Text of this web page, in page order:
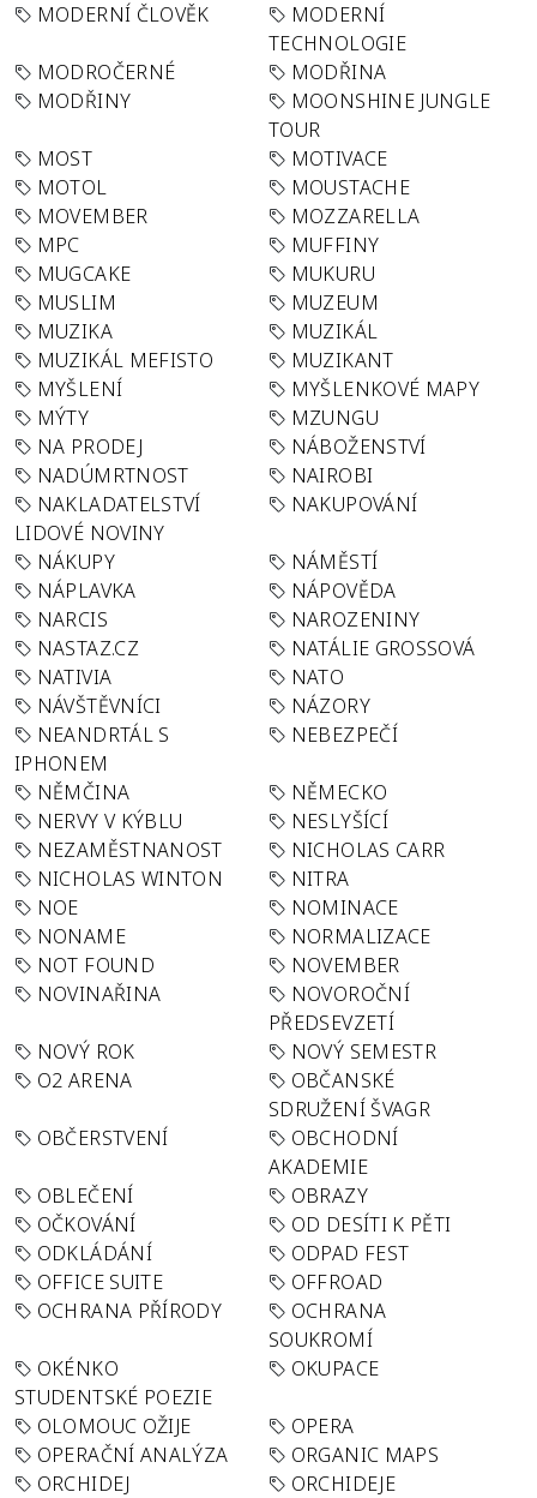
MODERNÍ ČLOVĚK
MODERNÍ
TECHNOLOGIE
MODROČERNÉ
MODŘINA
MODŘINY
MOONSHINE JUNGLE
TOUR
MOST
MOTIVACE
MOTOL
MOUSTACHE
MOVEMBER
MOZZARELLA
MPC
MUFFINY
MUGCAKE
MUKURU
MUSLIM
MUZEUM
MUZIKA
MUZIKÁL
MUZIKÁL MEFISTO
MUZIKANT
MYŠLENÍ
MYŠLENKOVÉ MAPY
MÝTY
MZUNGU
NA PRODEJ
NÁBOŽENSTVÍ
NADÚMRTNOST
NAIROBI
NAKLADATELSTVÍ
LIDOVÉ NOVINY
NAKUPOVÁNÍ
NÁKUPY
NÁMĚSTÍ
NÁPLAVKA
NÁPOVĚDA
NARCIS
NAROZENINY
NASTAZ.CZ
NATÁLIE GROSSOVÁ
NATIVIA
NATO
NÁVŠTĚVNÍCI
NÁZORY
NEANDRTÁL S
IPHONEM
NEBEZPEČÍ
NĚMČINA
NĚMECKO
NERVY V KÝBLU
NESLYŠÍCÍ
NEZAMĚSTNANOST
NICHOLAS CARR
NICHOLAS WINTON
NITRA
NOE
NOMINACE
NONAME
NORMALIZACE
NOT FOUND
NOVEMBER
NOVINAŘINA
NOVOROČNÍ
PŘEDSEVZETÍ
NOVÝ ROK
NOVÝ SEMESTR
O2 ARENA
OBČANSKÉ
SDRUŽENÍ ŠVAGR
OBČERSTVENÍ
OBCHODNÍ
AKADEMIE
OBLEČENÍ
OBRAZY
OČKOVÁNÍ
OD DESÍTI K PĚTI
ODKLÁDÁNÍ
ODPAD FEST
OFFICE SUITE
OFFROAD
OCHRANA PŘÍRODY
OCHRANA
SOUKROMÍ
OKÉNKO
STUDENTSKÉ POEZIE
OKUPACE
OLOMOUC OŽIJE
OPERA
OPERAČNÍ ANALÝZA
ORGANIC MAPS
ORCHIDEJ
ORCHIDEJE